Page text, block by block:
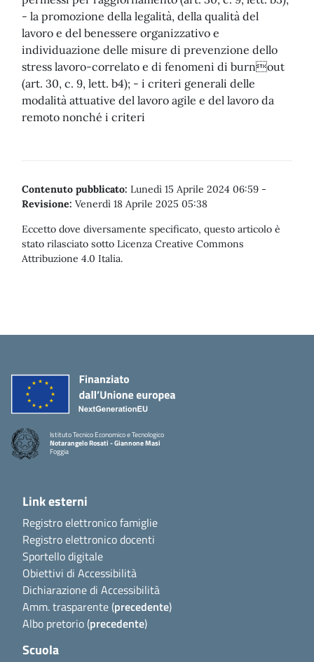
Contenuto pubblicato: Lunedì 15 Aprile 2024 06:59 -
Revisione: Venerdì 18 Aprile 2025 05:38
Eccetto dove diversamente specificato, questo articolo è
stato rilasciato sotto Licenza Creative Commons
Attribuzione 4.0 Italia.
Istituto Tecnico Economico e Tecnologico
Notarangelo Rosati - Giannone Masi
Foggia
Link esterni
Registro elettronico famiglie
Registro elettronico docenti
Sportello digitale
Obiettivi di Accessibilità
Dichiarazione di Accessibilità
Amm. trasparente (precedente)
Albo pretorio (precedente)
Scuola